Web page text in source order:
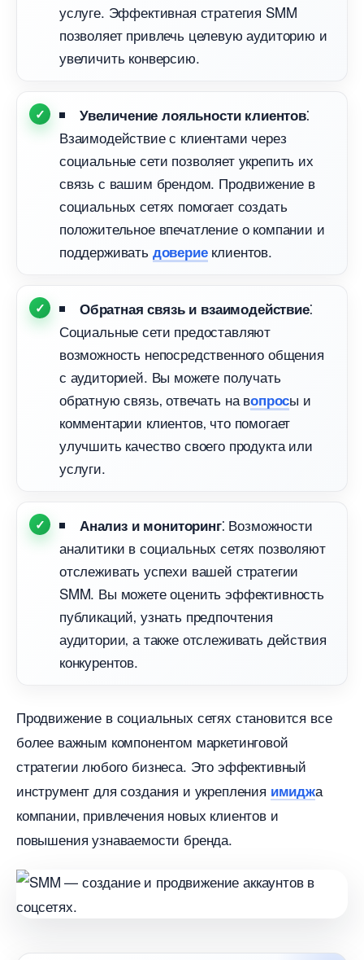
услуге. Эффективная стратегия SMM
позволяет привлечь целевую аудиторию и
увеличить конверсию.​
Увеличение лояльности клиенто⁚
заимодействие с клиентами через
социальные сети позволяет укрепить их
связь с вашим брендом. Продвижение
социальных сетях помогает создать
положительное впечатление о компании и
поддерживать довериеклиентов.​
Обратная связь и взаимодействие⁚
Социальные сети предоставляют
озможность непосредственного общения
с аудиторией.​ Вы можете получать
обратную связь‚ отвечать наопросы и
комментарии клиентов‚ что помогает
улучшить качество своего продукта или
услуги.​
Анализ и мониторин⁚ Возможности
аналитики в социальных сетях позволяют
отслеживать успехи вашей стратегии
SMM.​ Вы можете оценить эффективность
публикаций‚ узнать предпочтения
аудитории‚ а также отслеживать действия
конкурентов.​
Продвижение в социальных сетях становится все
олее важным компонентом маркетинговой
стратегии любого бизнеса. Это эффективный
инструмент для создания и укрепления имиджа
компании‚ привлечения новых клиентов и
повышения узнаваемости бренда.​